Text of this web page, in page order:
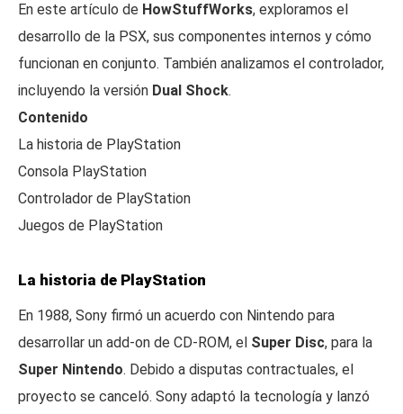
En este artículo de HowStuffWorks, exploramos el
desarrollo de la PSX, sus componentes internos y cómo
funcionan en conjunto. También analizamos el controlador,
incluyendo la versión Dual Shock.
Contenido
La historia de PlayStation
Consola PlayStation
Controlador de PlayStation
Juegos de PlayStation
La historia de PlayStation
En 1988, Sony firmó un acuerdo con Nintendo para
desarrollar un add-on de CD-ROM, el Super Disc, para la
Super Nintendo. Debido a disputas contractuales, el
proyecto se canceló. Sony adaptó la tecnología y lanzó